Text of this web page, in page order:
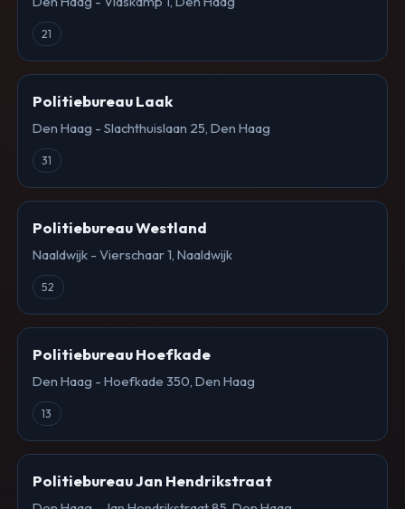
21
Politiebureau Laak
Den Haag - Slachthuislaan 25, Den Haag
31
Politiebureau Westland
Naaldwijk - Vierschaar 1, Naaldwijk
52
Politiebureau Hoefkade
Den Haag - Hoefkade 350, Den Haag
13
Politiebureau Jan Hendrikstraat